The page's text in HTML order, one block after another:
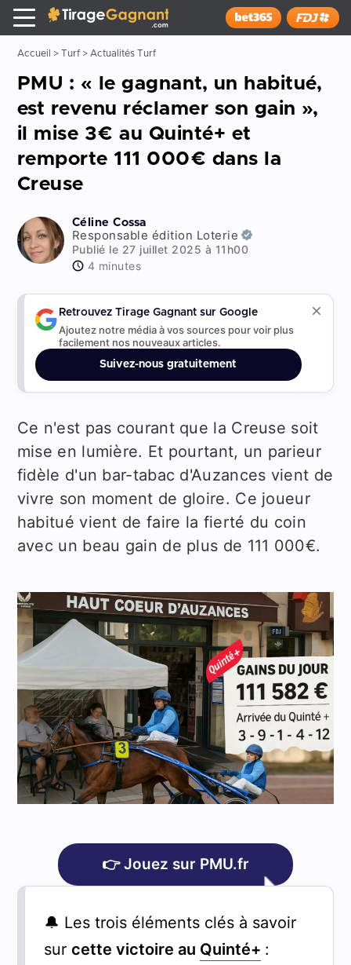
x
Tirage Gagnant
Installer
Accueil > Turf> Actualités Turf
PMU : « le gagnant, un habitué,
est revenu réclamer son gain »,
il mise 3€ au Quinté+ et
remporte 111 000€ dans la
Creuse
Céline Cossa
Responsable édition Loterie
Publié le 27 juillet 2025 à 11h00
4 minutes
Retrouvez Tirage Gagnant sur Google
Ajoutez notre média à vos sources pour voir plus
facilement nos nouveaux articles.
Suivez-nous gratuitement
Ce n'est pas courant que la Creuse soit
mise en lumière. Et pourtant, un parieur
fidèle d'un bar-tabac d'Auzances vient de
vivre son moment de gloire. Ce joueur
habitué vient de faire la fierté du coin
avec un beau gain de plus de 111 000€.
👉 Jouez sur PMU.fr
🔔 Les trois éléments clés à savoir
sur cette victoire au Quinté+ :